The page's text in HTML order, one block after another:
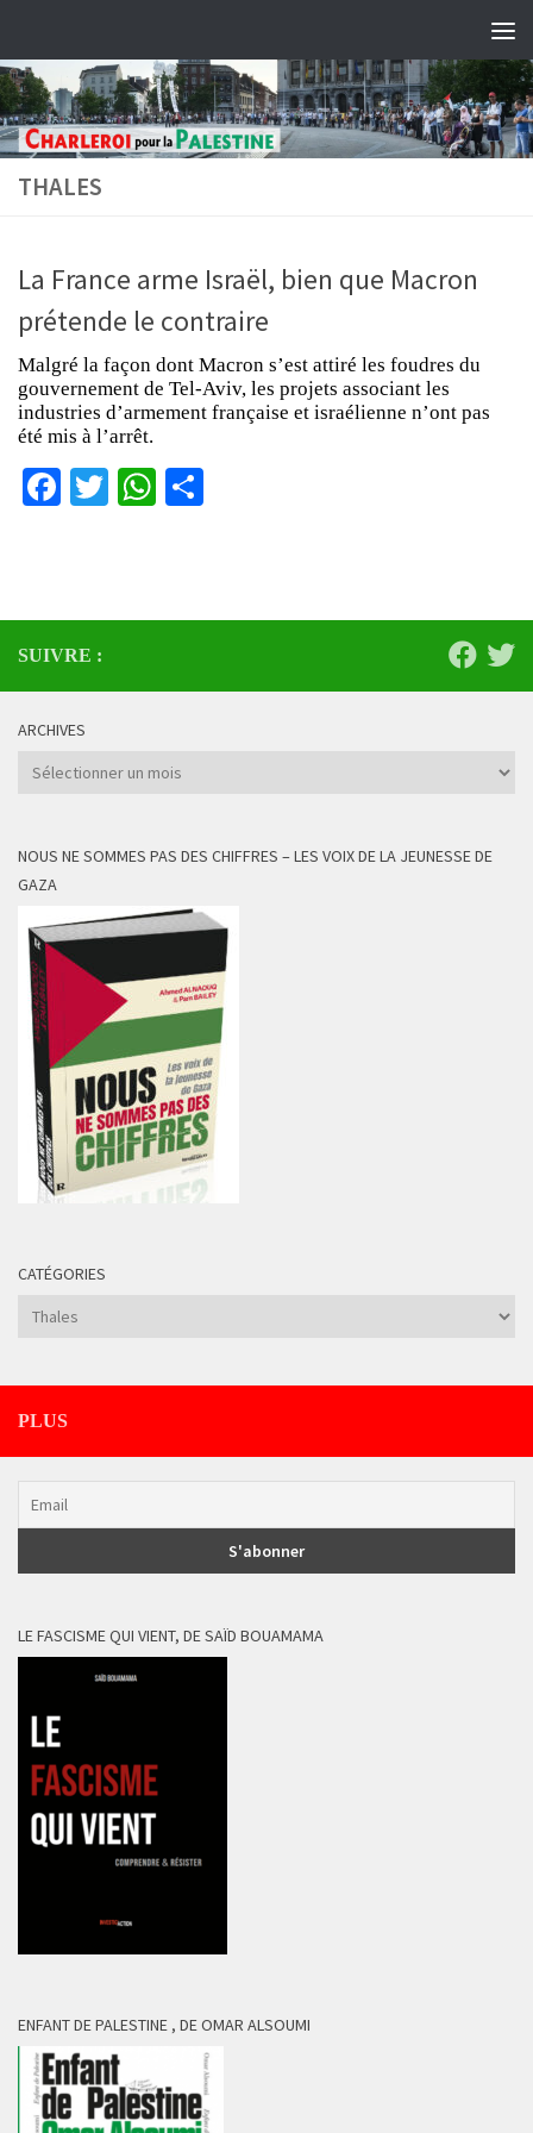
THALES
La France arme Israël, bien que Macron
prétende le contraire
Malgré la façon dont Macron s’est attiré les foudres du
gouvernement de Tel-Aviv, les projets associant les
industries d’armement française et israélienne n’ont pas
été mis à l’arrêt.
Facebook
TwitterWhatsApp
SUIVRE :
ARCHIVES
Archives
NOUS NE SOMMES PAS DES CHIFFRES – LES VOIX DE LA JEUNESSE DE
GAZA
CATÉGORIES
Catégories
PLUS
LE FASCISME QUI VIENT, DE SAÏD BOUAMAMA
ENFANT DE PALESTINE , DE OMAR ALSOUMI